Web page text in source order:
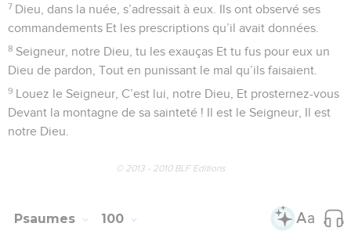
7 Dieu, dans la nuée, s’adressait à eux. Ils ont observé ses
commandements Et les prescriptions qu’il avait données.
8 Seigneur, notre Dieu, tu les exauças Et tu fus pour eux un
Dieu de pardon, Tout en punissant le mal qu’ils faisaient.
9 Louez le Seigneur, C’est lui, notre Dieu, Et prosternez-vous
Devant la montagne de sa sainteté ! Il est le Seigneur, Il est
notre Dieu.
© 2013 - 2010 BLF Editions
Psaumes 100